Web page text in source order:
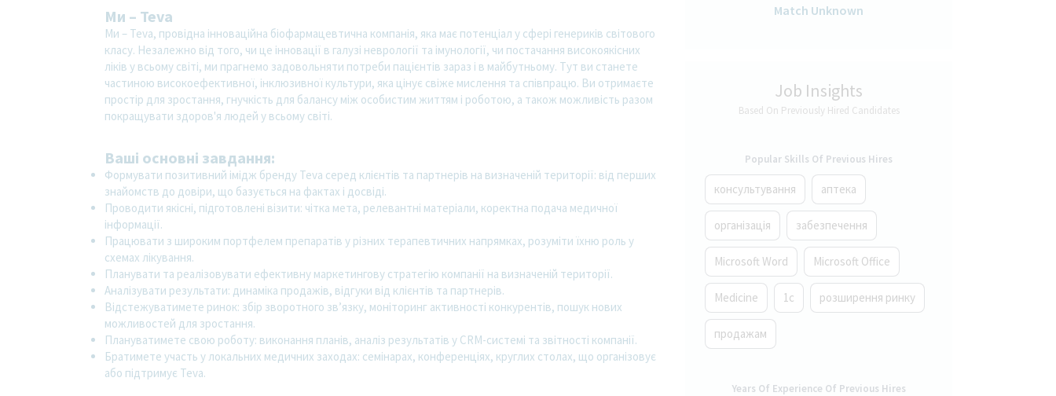
Ми – Teva
Ми – Teva, провідна інноваційна біофармацевтична компанія, яка має потенціал у сфері генериків світового
класу. Незалежно від того, чи це інновації в галузі неврології та імунології, чи постачання високоякісних
ліків у всьому світі, ми прагнемо задовольняти потреби пацієнтів зараз і в майбутньому. Тут ви станете
частиною високоефективної, інклюзивної культури, яка цінує свіже мислення та співпрацю. Ви отримаєте
простір для зростання, гнучкість для балансу між особистим життям і роботою, а також можливість разом
покращувати здоров'я людей у всьому світі.
Ваші основні завдання:
Формувати позитивний імідж бренду Teva серед клієнтів та партнерів на визначеній території: від перших
знайомств до довіри, що базується на фактах і досвіді.
Проводити якісні, підготовлені візити: чітка мета, релевантні матеріали, коректна подача медичної
інформації.
Працювати з широким портфелем препаратів у різних терапевтичних напрямках, розуміти їхню роль у
схемах лікування.
Планувати та реалізовувати ефективну маркетингову стратегію компанії на визначеній території.
Аналізувати результати: динаміка продажів, відгуки від клієнтів та партнерів.
Відстежуватимете ринок: збір зворотного зв’язку, моніторинг активності конкурентів, пошук нових
можливостей для зростання.
Плануватимете свою роботу: виконання планів, аналіз результатів у CRM-системі та звітності компанії.
Братимете участь у локальних медичних заходах: семінарах, конференціях, круглих столах, що організовує
або підтримує Teva.
Match Unknown
Job Insights
Based On Previously Hired Candidates
Popular Skills Of Previous Hires
консультування аптека
організація забезпечення
Microsoft Word Microsoft Office
Medicine 1с розширення ринку
продажам
Years Of Experience Of Previous Hires